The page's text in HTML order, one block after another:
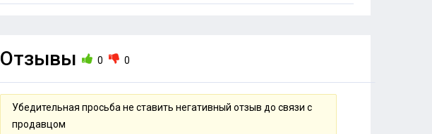
Отзывы 0 0
Убедительная просьба не ставить негативный отзыв до связи с
продавцом